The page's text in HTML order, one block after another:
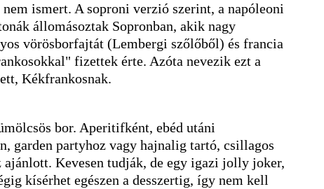
nem ismert. A soproni verzió szerint, a napóleoni
állomásoztak Sopronban, akik nagy
vörösborfajtát (Lembergi szőlőből) és francia
fizettek érte. Azóta nevezik ezt a
Kékfrankosnak.
bor. Aperitifként, ebéd utáni
garden partyhoz vagy hajnalig tartó, csillagos
Kevesen tudják, de egy igazi jolly joker,
kísérhet egészen a desszertig, így nem kell